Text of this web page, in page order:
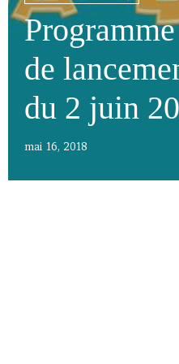
de
du 2 juin
mai 16, 2018